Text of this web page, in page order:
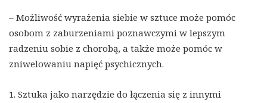
– Możliwość wyrażenia siebie w sztuce może pomóc
osobom z zaburzeniami poznawczymi w lepszym
radzeniu sobie z chorobą, a także może pomóc w
zniwelowaniu napięć psychicznych.
1. Sztuka jako narzędzie do łączenia się z innymi